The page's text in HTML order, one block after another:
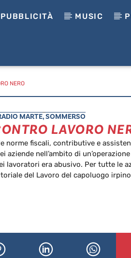
PUBBLICITÀ MUSIC
NERO
MARTE,SOMMERSO
LAVORO
norme fiscali, contributive e
aziende nell’ambito di
lavoratori era abusivo. Per tutte le
del Lavoro del capoluogo